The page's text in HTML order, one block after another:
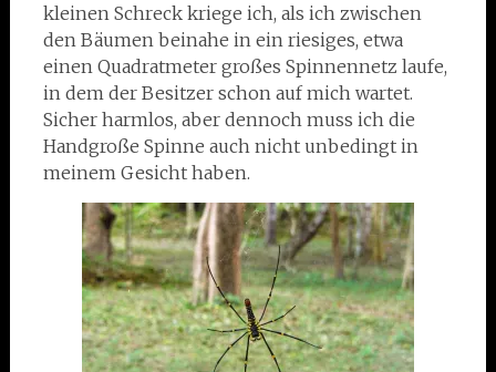
kleinen Schreck kriege ich, als ich zwischen
den Bäumen beinahe in ein riesiges, etwa
einen Quadratmeter großes Spinnennetz laufe,
in dem der Besitzer schon auf mich wartet.
Sicher harmlos, aber dennoch muss ich die
Handgroße Spinne auch nicht unbedingt in
meinem Gesicht haben.